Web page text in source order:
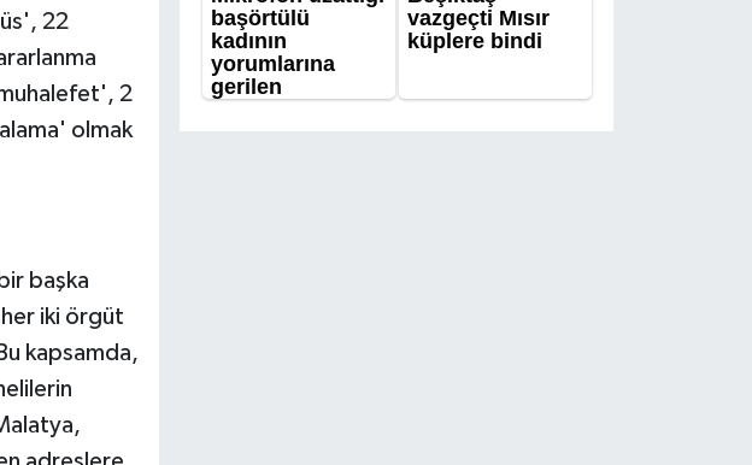
22
2
olmak
başka
her iki örgüt
kapsamda,